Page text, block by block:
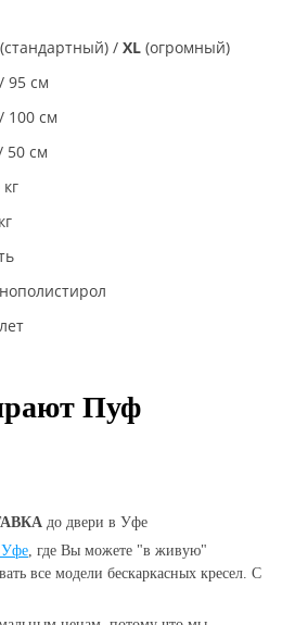
(стандартный) / XL (огромный)
95 см
100 см
50 см
Пуф
до двери в Уфе
Уфе , где Вы можете "в живую"
все модели бескаркасных кресел. С